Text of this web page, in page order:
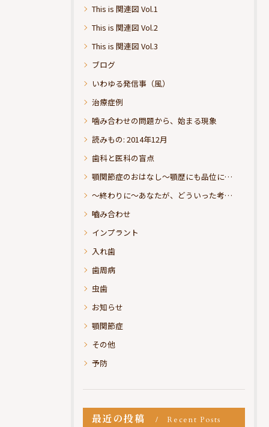
This is 関連図 Vol.1
This is 関連図 Vol.2
This is 関連図 Vol.3
ブログ
いわゆる発信事（風）
治療症例
噛み合わせの問題から、始まる現象
読みもの: 2014年12月
歯科と医科の盲点
顎関節症のおはなし～顎歴にも品位にこだわりたい
～終わりに～あなたが、どういった考えの治療をお求めになられるのか？
嚙み合わせ
インプラント
入れ歯
歯周病
虫歯
お知らせ
顎関節症
その他
予防
最近の投稿 Recent Posts